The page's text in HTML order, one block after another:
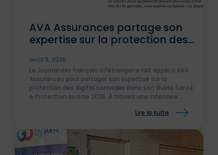
AVA Assurances partage son
expertise sur la protection des
Journal des Français à
l’étranger
août 3, 2026
Le Journal des Français à l'étranger a fait appel à AVA
Assurances pour partager son expertise sur la
protection des digital nomades dans son Guide Santé
& Protection sociale 2026. À travers une interview
Assurances, découvrez les enjeux de l'assurance santé
travailleurs nomades, notamment le Plan Santé
DigiNomad.
Lire la suite